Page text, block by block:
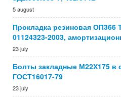
5 august
Прокладка резиновая ОП366
01124323-2003,
23 july
Болты закладные М22Х175 в
ГОСТ16017-79
23 july